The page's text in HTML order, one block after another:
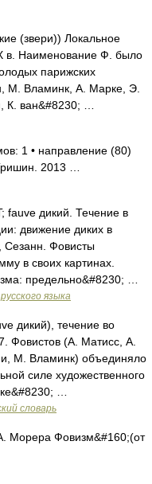
(звери)) Локальное
в. Наименование Ф. было
парижских
М. Вламинк, А. Марке, Э.
ван&#8230; …
1 • направление (80)
2013 …
дикий. Течение в
движение диких в
Сезанн. Фовисты
в своих картинах.
предельно&#8230; …
языка
дикий), течение во
Фовистов (А. Матисс, А.
М. Вламинк) объединяло
силе художественного
…
словарь
Морера Фовизм&#160;(от